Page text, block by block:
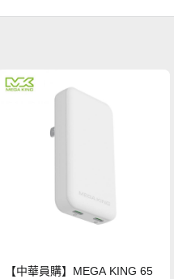
【中華員購】MEGA KING 65